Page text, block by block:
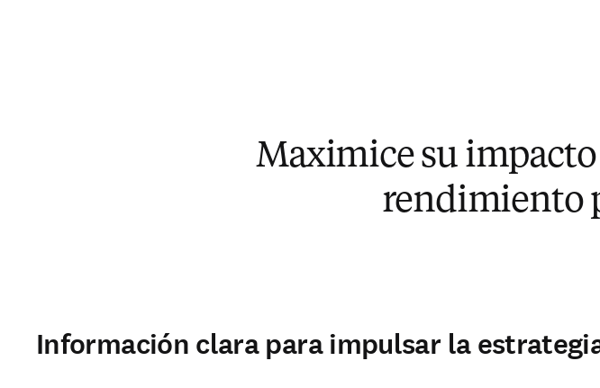
Maximice su
rendimiento
Información clara para impulsar la